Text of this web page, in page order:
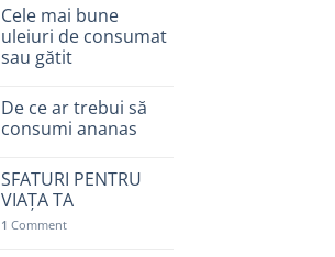
Cele mai bune
uleiuri de consumat
sau gătit
De ce ar trebui să
consumi ananas
SFATURI PENTRU
VIAȚA TA
1 Comment